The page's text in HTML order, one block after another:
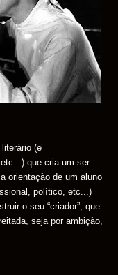
(e
que cria um ser
orientação de um aluno
político, etc...)
o seu “criador”, que
seja por ambição,